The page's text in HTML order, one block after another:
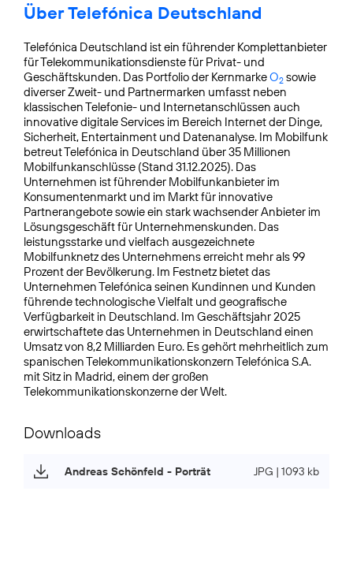
Über Telefónica Deutschland
Telefónica Deutschland ist ein führender Komplettanbieter
für Telekommunikationsdienste für Privat- und
Geschäftskunden. Das Portfolio der KernmarkeO2 sowie
diverser Zweit- und Partnermarken umfasst neben
klassischen Telefonie- und Internetanschlüssen auch
innovative digitale Services im Bereich Internet der Dinge,
Sicherheit, Entertainment und Datenanalyse. Im Mobilfunk
betreut Telefónica in Deutschland über 35 Millionen
Mobilfunkanschlüsse (Stand 31.12.2025). Das
Unternehmen ist führender Mobilfunkanbieter im
Konsumentenmarkt und im Markt für innovative
Partnerangebote sowie ein stark wachsender Anbieter im
Lösungsgeschäft für Unternehmens­kunden. Das
leistungsstarke und vielfach ausgezeichnete
Mobilfunknetz des Unternehmens erreicht mehr als 99
Prozent der Bevölkerung. Im Festnetz bietet das
Unternehmen Telefónica seinen Kundinnen und Kunden
führende technologische Vielfalt und geografische
Verfügbarkeit in Deutschland. Im Geschäftsjahr 2025
erwirtschaftete das Unternehmen in Deutschland einen
Umsatz von 8,2 Milliarden Euro. Es gehört mehrheitlich zum
spanischen Telekommunikationskonzern Telefónica S.A.
mit Sitz in Madrid, einem der großen
Telekommunikationskonzerne der Welt.
Downloads
Andreas Schönfeld - Porträt JPG | 1093 kb